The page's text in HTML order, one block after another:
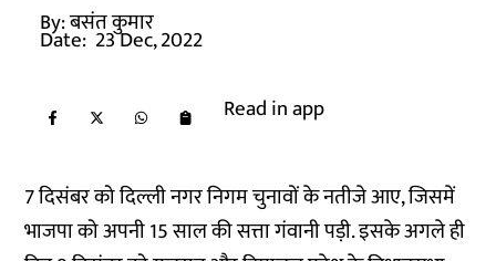
By:बसंत कुमार
Date: 23 Dec, 2022
Read in app
7 दिसंबर को दिल्ली नगर निगम चुनावों के नतीजे आए, जिसमें
भाजपा को अपनी 15 साल की सत्ता गंवानी पड़ी. इसके अगले ही